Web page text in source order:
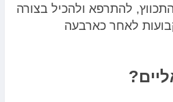
להתרפא ולהכיל בצורה
לאחר כארבעה